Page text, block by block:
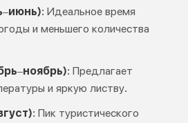
: Идеальное время
и меньшего количества
: Предлагает
и яркую листву.
: Пик туристического